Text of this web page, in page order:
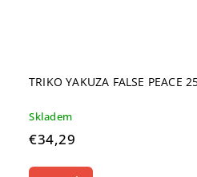
TRIKO YAKUZA FALSE PEACE
Skladem
€34,29